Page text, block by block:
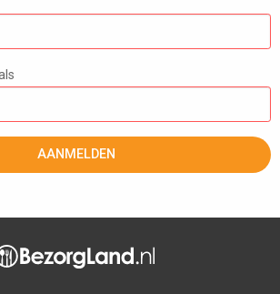
AANMELDEN